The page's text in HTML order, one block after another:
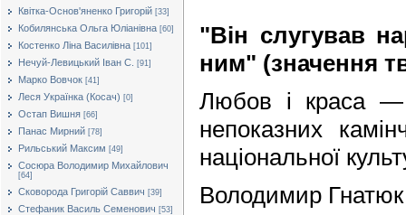
Квітка-Основ'яненко Григорій [33]
Кобилянська Ольга Юліанівна [60]
Костенко Ліна Василівна [101]
Нечуй-Левицький Іван С. [91]
Марко Вовчок [41]
Леся Українка (Косач) [0]
Остап Вишня [66]
Панас Мирний [78]
Рильський Максим [49]
Сосюра Володимир Михайлович
[64]
Сковорода Григорій Саввич [39]
Стефаник Василь Семенович [53]
"Він слугував
ним" (значення
Любов і краса —
непоказних
національної
Володимир Гнатюк